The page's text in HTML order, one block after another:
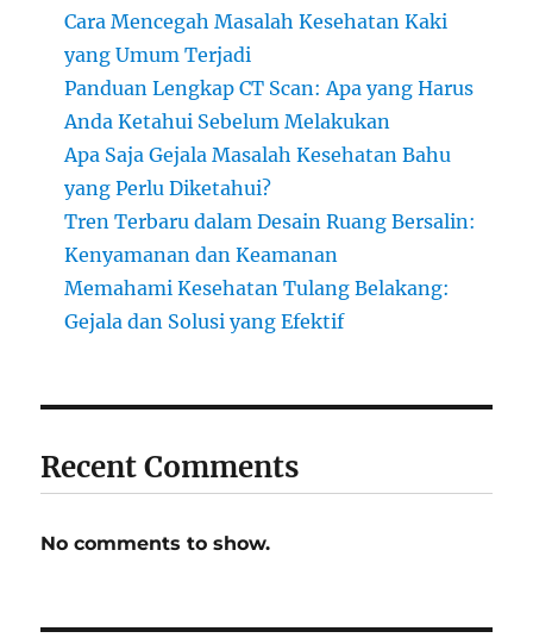
Cara Mencegah Masalah Kesehatan Kaki
yang Umum Terjadi
Panduan Lengkap CT Scan: Apa yang Harus
Anda Ketahui Sebelum Melakukan
Apa Saja Gejala Masalah Kesehatan Bahu
yang Perlu Diketahui?
Tren Terbaru dalam Desain Ruang Bersalin:
Kenyamanan dan Keamanan
Memahami Kesehatan Tulang Belakang:
Gejala dan Solusi yang Efektif
Recent Comments
No comments to show.